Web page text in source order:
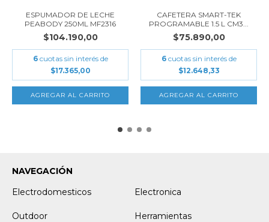
ESPUMADOR DE LECHE
PEABODY 250ML MF2316
$104.190,00
6 cuotas sin interés de
$17.365,00
CAFETERA SMART-TEK
PROGRAMABLE 1.5 L CM3...
$75.890,00
6 cuotas sin interés de
$12.648,33
NAVEGACIÓN
Electrodomesticos
Electronica
Outdoor Herramientas